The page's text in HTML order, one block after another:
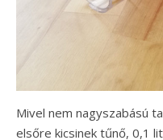
Mivel nem nagyszabású
elsőre kicsinek tűnő, 0,1